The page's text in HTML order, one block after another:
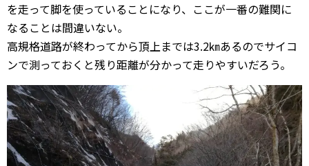
を走って脚を使っていることになり、ここが一番の難関に
なることは間違いない。
高規格道路が終わってから頂上までは3.2㎞あるのでサイコ
ンで測っておくと残り距離が分かって走りやすいだろう。